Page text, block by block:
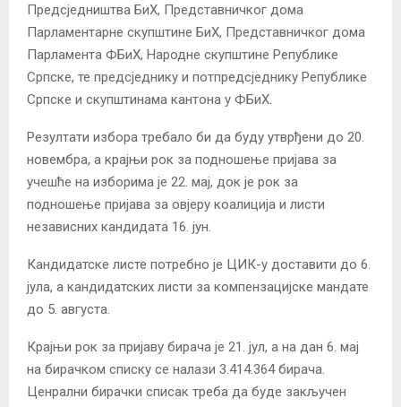
Предсједништва БиХ, Представничког дома
Парламентарне скупштине БиХ, Представничког дома
Парламента ФБиХ, Народне скупштине Републике
Српске, те предсједнику и потпредсједнику Републике
Српске и скупштинама кантона у ФБиХ.
Резултати избора требало би да буду утврђени до 20.
новембра, а крајњи рок за подношење пријава за
учешће на изборима je 22. мај, док је рок за
подношење пријава за овјеру коалиција и листи
независних кандидата 16. јун.
Кандидатске листе потребно је ЦИК-у доставити до 6.
јула, а кандидатских листи за компензацијске мандате
до 5. августа.
Крајњи рок за пријаву бирача је 21. јул, а на дан 6. мај
на бирачком списку се налази 3.414.364 бирача.
Ценрални бирачки списак треба да буде закључен